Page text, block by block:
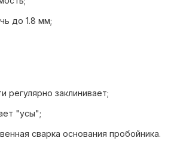
до 1.8 мм;
регулярно заклинивает;
"усы";
сварка основания пробойника.